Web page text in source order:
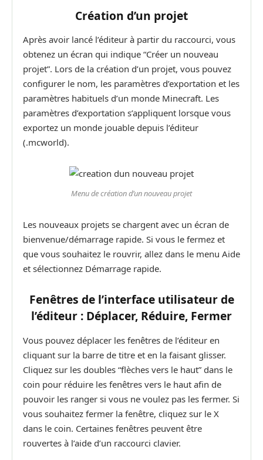
Création d’un projet
Après avoir lancé l’éditeur à partir du raccourci, vous
obtenez un écran qui indique “Créer un nouveau
projet”. Lors de la création d’un projet, vous pouvez
configurer le nom, les paramètres d’exportation et les
paramètres habituels d’un monde Minecraft. Les
paramètres d’exportation s’appliquent lorsque vous
exportez un monde jouable depuis l’éditeur
(.mcworld).
Menu de création d’un nouveau projet
Les nouveaux projets se chargent avec un écran de
bienvenue/démarrage rapide. Si vous le fermez et
que vous souhaitez le rouvrir, allez dans le menu Aide
et sélectionnez Démarrage rapide.
Fenêtres de l’interface utilisateur de
l’éditeur : Déplacer, Réduire, Fermer
Vous pouvez déplacer les fenêtres de l’éditeur en
cliquant sur la barre de titre et en la faisant glisser.
Cliquez sur les doubles “flèches vers le haut” dans le
coin pour réduire les fenêtres vers le haut afin de
pouvoir les ranger si vous ne voulez pas les fermer. Si
vous souhaitez fermer la fenêtre, cliquez sur le X
dans le coin. Certaines fenêtres peuvent être
rouvertes à l’aide d’un raccourci clavier.